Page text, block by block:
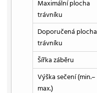
Maximální plocha
trávníku
Doporučená plocha
trávníku
Šířka záběru
Výška sečení (min.–
max.)